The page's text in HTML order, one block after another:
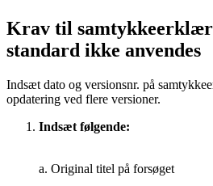
Krav til
standard ikke anvendes
Indsæt dato og versionsnr. på
opdatering ved flere versioner.
Indsæt følgende:
a. Original titel på forsøget